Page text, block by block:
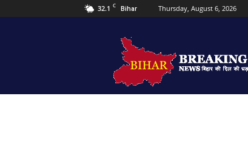
32.1 C Bihar Thursday, August 6, 2026
Breaking
news